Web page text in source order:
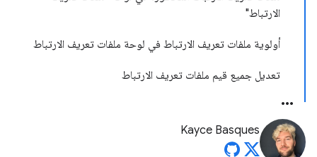
الارتباط"
أولوية ملفات تعريف الارتباط في لوحة ملفات تعريف الارتباط
تعديل جميع قيم ملفات تعريف الارتباط
Kayce Basques